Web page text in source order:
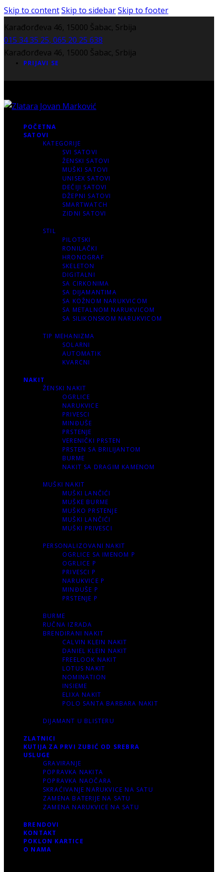
Skip to contentSkip to sidebarSkip to footer
Karađorđeva 46, 15000 Šabac, Srbija
015 34 35 25, 065 20 25 638
Karađorđeva 46, 15000 Šabac, Srbija
PRIJAVI SE
POČETNA
SATOVI
KATEGORIJE
SVI SATOVI
ŽENSKI SATOVI
MUŠKI SATOVI
UNISEX SATOVI
DEČIJI SATOVI
DŽEPNI SATOVI
SMARTWATCH
ZIDNI SATOVI
STIL
PILOTSKI
RONILAČKI
HRONOGRAF
SKELETON
DIGITALNI
SA CIRKONIMA
SA DIJAMANTIMA
SA KOŽNOM NARUKVICOM
SA METALNOM NARUKVICOM
SA SILIKONSKOM NARUKVICOM
TIP MEHANIZMA
SOLARNI
AUTOMATIK
KVARCNI
NAKIT
ŽENSKI NAKIT
OGRLICE
NARUKVICE
PRIVESCI
MINĐUŠE
PRSTENJE
VERENIČKI PRSTEN
PRSTEN SA BRILIJANTOM
BURME
NAKIT SA DRAGIM KAMENOM
MUŠKI NAKIT
MUŠKI LANČIĆI
MUŠKE BURME
MUŠKO PRSTENJE
MUŠKI LANČIĆI
MUŠKI PRIVESCI
PERSONALIZOVANI NAKIT
OGRLICE SA IMENOM P
OGRLICE P
PRIVESCI P
NARUKVICE P
MINĐUŠE P
PRSTENJE P
BURME
RUČNA IZRADA
BRENDIRANI NAKIT
CALVIN KLEIN NAKIT
DANIEL KLEIN NAKIT
FREELOOK NAKIT
LOTUS NAKIT
NOMINATION
INSIEME
ELIXA NAKIT
POLO SANTA BARBARA NAKIT
DIJAMANT U BLISTERU
ZLATNICI
KUTIJA ZA PRVI ZUBIĆ OD SREBRA
USLUGE
GRAVIRANJE
POPRAVKA NAKITA
POPRAVKA NAOČARA
SKRAĆIVANJE NARUKVICE NA SATU
ZAMENA BATERIJE NA SATU
ZAMENA NARUKVICE NA SATU
BRENDOVI
KONTAKT
POKLON KARTICE
O NAMA